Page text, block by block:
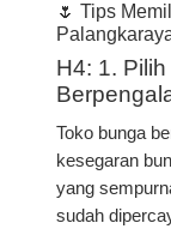
🌷 Tips
H4: 1.
Toko bunga
kesegaran
yang
sudah